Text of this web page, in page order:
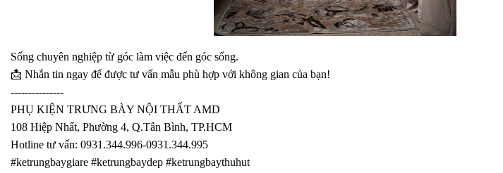
Sống chuyên nghiệp từ góc làm việc đến góc sống.
📩 Nhắn tin ngay để được tư vấn mẫu phù hợp với không gian của bạn!
---------------
PHỤ KIỆN TRƯNG BÀY NỘI THẤT AMD
108 Hiệp Nhất, Phường 4, Q.Tân Bình, TP.HCM
Hotline tư vấn: 0931.344.996-0931.344.995
#ketrungbaygiare #ketrungbaydep #ketrungbaythuhut